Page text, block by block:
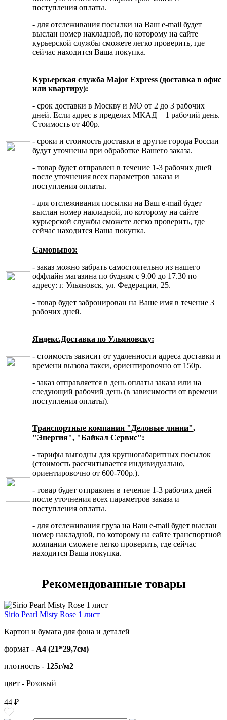
поступления оплаты.
- для отслеживания посылки на Ваш e-mail будет
выслан номер накладной, по которому на сайте
курьерской службы сможете легко проверить, где
сейчас находится Ваша покупка.
Курьерская служба Major Express (доставка в офис
или квартиру):
- срок доставки в Москву и МО от 2 до 3 рабочих
дней. Если адрес в пределах МКАД – 1 рабочий день.
Стоимость от 400р.
- сроки и стоимость доставки в другие города России
будут уточнены при обработке Вашего заказа.
- товар будет отправлен в течение 1-3 рабочих дней
после уточнения всех параметров заказа и
поступления оплаты.
- для отслеживания посылки на Ваш e-mail будет
выслан номер накладной, по которому на сайте
курьерской службы сможете легко проверить, где
сейчас находится Ваша покупка.
Самовывоз:
- заказ можно забрать самостоятельно из нашего
оффлайн магазина по будням с 9.00 до 17.30 по
адресу: г. Ульяновск, ул. Федерации, 25.
- товар будет забронирован на Ваше имя в течение 3
рабочих дней.
Яндекс.Доставка по Ульяновску:
- стоимость зависит от удаленности адреса доставки и
времени вызова такси, ориентировочно от 150р.
- заказ отправляется в день оплаты заказа или на
следующий рабочий день (в зависимости от времени
поступления оплаты).
Транспортные компании "Деловые линии",
"Энергия", "Байкал Сервис":
- тарифы выгодны для крупногабаритных посылок
(стоимость рассчитывается индивидуально,
ориентировочно от 600-700р.).
- товар будет отправлен в течение 1-3 рабочих дней
после уточнения всех параметров заказа и
поступления оплаты.
- для отслеживания груза на Ваш e-mail будет выслан
номер накладной, по которому на сайте транспортной
компании сможете легко проверить, где сейчас
находится Ваша покупка.
Рекомендованные товары
Sirio Pearl Misty Rose 1 лист
Картон и бумага для фона и деталей
формат - А4 (21*29,7см)
плотность - 125г/м2
цвет - Розовый
44 ₽